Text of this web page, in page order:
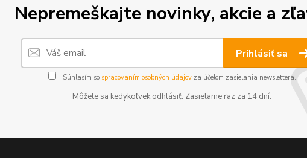
Nepremeškajte novinky, akcie a
Prihlásiť sa
Súhlasím so spracovaním osobných údajovza účelom zasielania newslettera.
Môžete sa kedykoľvek odhlásiť. Zasielame raz za 14 dní.